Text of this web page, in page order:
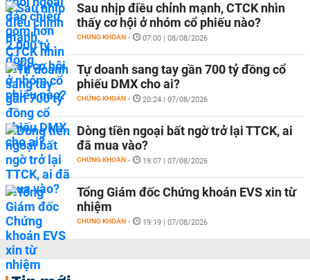
Sau nhịp điều chỉnh mạnh, CTCK nhìn
thấy cơ hội ở nhóm cổ phiếu nào?
CHỨNG KHOÁN - 07:00 | 08/08/2026
Tự doanh sang tay gần 700 tỷ đồng cổ
phiếu DMX cho ai?
CHỨNG KHOÁN - 20:24 | 07/08/2026
Dòng tiền ngoại bất ngờ trở lại TTCK, ai
đã mua vào?
CHỨNG KHOÁN - 19:07 | 07/08/2026
Tổng Giám đốc Chứng khoán EVS xin từ
nhiệm
CHỨNG KHOÁN - 19:19 | 07/08/2026